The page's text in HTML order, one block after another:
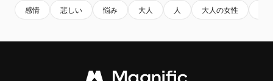
感情 悲しい 悩み 大人 人 大人の女性